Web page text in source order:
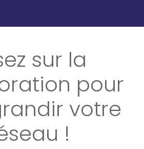
sur la
pour
votre
!